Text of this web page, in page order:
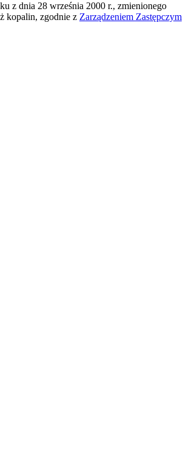
z dnia 28 września 2000 r., zmienionego
kopalin, zgodnie z Zarządzeniem Zastępczym